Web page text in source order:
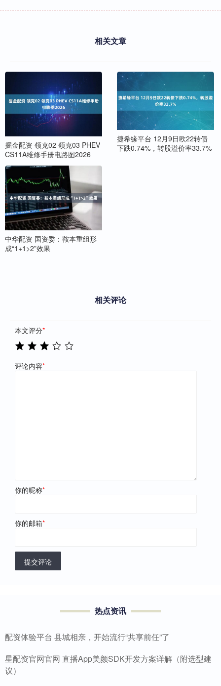
相关文章
掘金配资 领克02 领克03 PHEV
CS11A维修手册电路图2026
捷希缘平台 12月9日欧22转债
下跌0.74%，转股溢价率33.7%
中华配资 国资委：鞍本重组形
成“1+1>2”效果
相关评论
本文评分*
评论内容*
你的昵称*
你的邮箱*
提交评论
热点资讯
配资体验平台 县城相亲，开始流行“共享前任”了
星配资官网官网 直播App美颜SDK开发方案详解（附选型建
议）